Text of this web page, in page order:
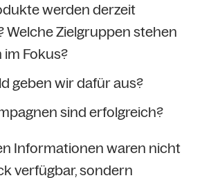
werden derzeit
Welche Zielgruppen stehen
Fokus?
geben wir dafür aus?
sind erfolgreich?
Informationen waren nicht
verfügbar, sondern